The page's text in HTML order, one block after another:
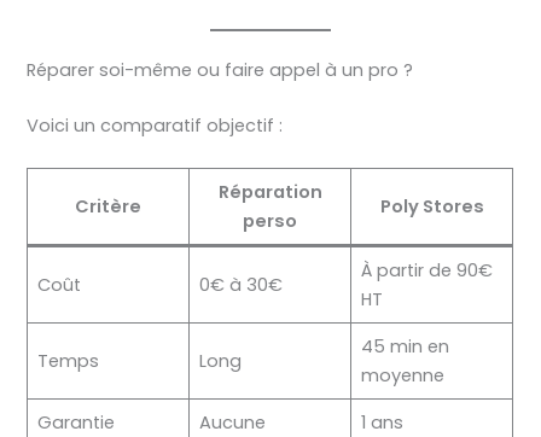
Réparer soi-même ou faire appel à un pro ?
Voici un comparatif objectif :
Critère
Réparation
perso
Poly Stores
Coût 0€ à 30€
À partir de 90€
HT
Temps Long
45 min en
moyenne
Garantie
Aucune
1 ans